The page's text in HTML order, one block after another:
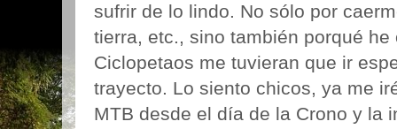
sufrir de lo lindo. No sólo por
tierra, etc., sino también porqué
Ciclopetaos me tuvieran que ir
trayecto. Lo siento chicos, ya me
MTB desde el día de la Crono y la